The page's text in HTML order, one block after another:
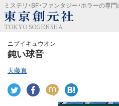
ミステリ・SF・ファンタジー・ホラーの専
TOKYO SOGENSHA
ニブイキュウオン
鈍い球音
天藤真